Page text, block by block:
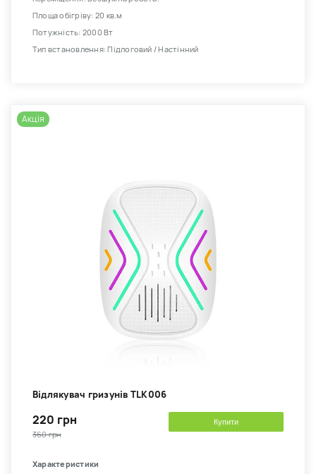
Площа обігріву: 20 кв.м
Потужність: 2000 Вт
Тип встановлення: Підлоговий / Настінний
Акція
Відлякувач гризунів TLK006
220 грн
360 грн
Купити
Характеристики